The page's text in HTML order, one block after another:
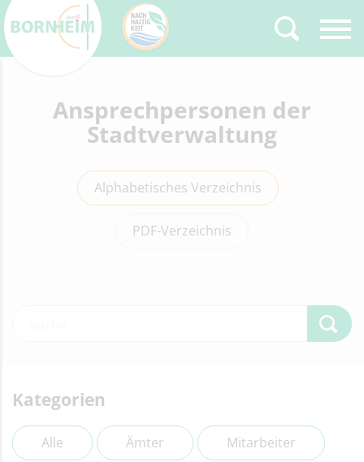
Zurück
Type 2 or more
characters for results.
Ansprechpersonen der
Stadtverwaltung
Alphabetisches Verzeichnis
PDF-Verzeichnis
Kategorien
Alle Ämter Mitarbeiter